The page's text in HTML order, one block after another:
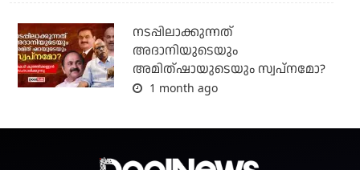
നടപ്പിലാക്കുന്നത്
അദാനിയുടെയും
അമിത്ഷായുടെയും സ്വപ്നമോ?
1 month ago